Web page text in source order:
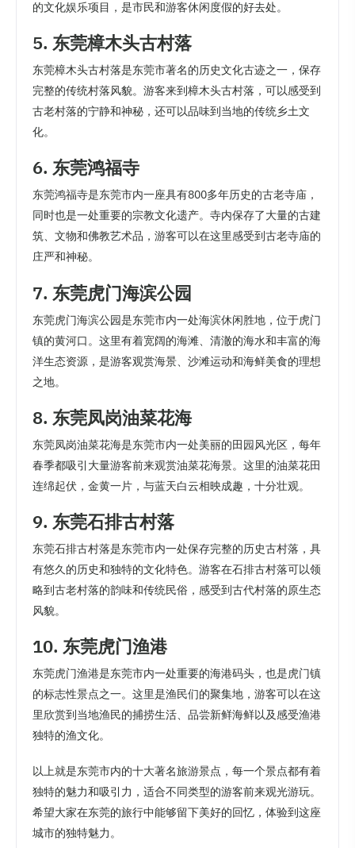
的文化娱乐项目，是市民和游客休闲度假的好去处。
5. 东莞樟木头古村落
东莞樟木头古村落是东莞市著名的历史文化古迹之一，保存
完整的传统村落风貌。游客来到樟木头古村落，可以感受到
古老村落的宁静和神秘，还可以品味到当地的传统乡土文
化。
6. 东莞鸿福寺
东莞鸿福寺是东莞市内一座具有800多年历史的古老寺庙，
同时也是一处重要的宗教文化遗产。寺内保存了大量的古建
筑、文物和佛教艺术品，游客可以在这里感受到古老寺庙的
庄严和神秘。
7. 东莞虎门海滨公园
东莞虎门海滨公园是东莞市内一处海滨休闲胜地，位于虎门
镇的黄河口。这里有着宽阔的海滩、清澈的海水和丰富的海
洋生态资源，是游客观赏海景、沙滩运动和海鲜美食的理想
之地。
8. 东莞凤岗油菜花海
东莞凤岗油菜花海是东莞市内一处美丽的田园风光区，每年
春季都吸引大量游客前来观赏油菜花海景。这里的油菜花田
连绵起伏，金黄一片，与蓝天白云相映成趣，十分壮观。
9. 东莞石排古村落
东莞石排古村落是东莞市内一处保存完整的历史古村落，具
有悠久的历史和独特的文化特色。游客在石排古村落可以领
略到古老村落的韵味和传统民俗，感受到古代村落的原生态
风貌。
10. 东莞虎门渔港
东莞虎门渔港是东莞市内一处重要的海港码头，也是虎门镇
的标志性景点之一。这里是渔民们的聚集地，游客可以在这
里欣赏到当地渔民的捕捞生活、品尝新鲜海鲜以及感受渔港
独特的渔文化。
以上就是东莞市内的十大著名旅游景点，每一个景点都有着
独特的魅力和吸引力，适合不同类型的游客前来观光游玩。
希望大家在东莞的旅行中能够留下美好的回忆，体验到这座
城市的独特魅力。